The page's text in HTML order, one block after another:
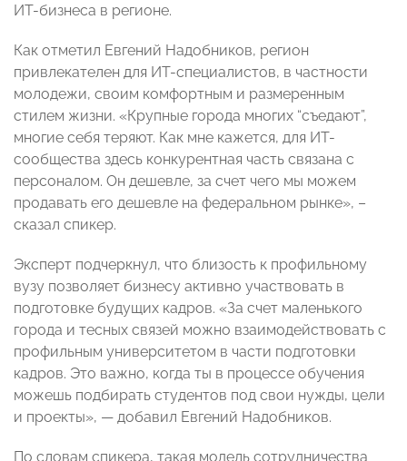
ИT-бизнеса в регионе.
Как отметил Евгений Надобников, регион
привлекателен для ИТ-специалистов, в частности
молодежи, своим комфортным и размеренным
стилем жизни. «Крупные города многих “съедают”,
многие себя теряют. Как мне кажется, для ИT-
сообщества здесь конкурентная часть связана с
персоналом. Он дешевле, за счет чего мы можем
продавать его дешевле на федеральном рынке», –
сказал спикер.
Эксперт подчеркнул, что близость к профильному
вузу позволяет бизнесу активно участвовать в
подготовке будущих кадров. «За счет маленького
города и тесных связей можно взаимодействовать с
профильным университетом в части подготовки
кадров. Это важно, когда ты в процессе обучения
можешь подбирать студентов под свои нужды, цели
и проекты», — добавил Евгений Надобников.
По словам спикера, такая модель сотрудничества